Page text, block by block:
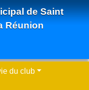
de Saint
Réunion
du club